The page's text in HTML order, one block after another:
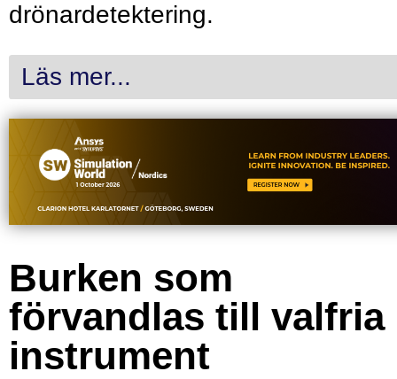
drönardetektering.
Läs mer...
Burken som
förvandlas till valfria
instrument